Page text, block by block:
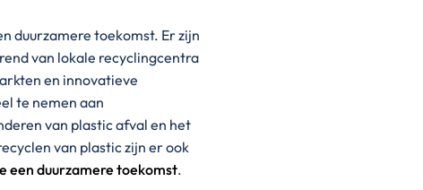
duurzamere toekomst. Er zijn
van lokale recyclingcentra
en innovatieve
te nemen aan
van plastic afval en het
van plastic zijn er ook
een duurzamere toekomst.